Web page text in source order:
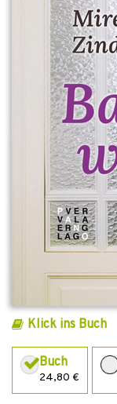
Klick ins Buch
Buch
24,80 €